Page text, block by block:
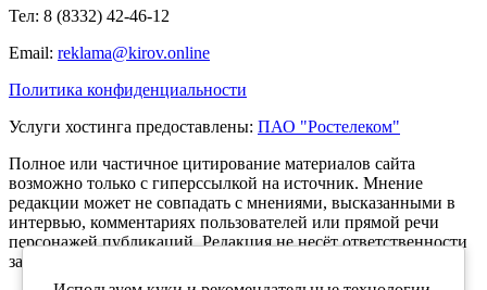
Тел: 8 (8332) 42-46-12
Email: reklama@kirov.online
Политика конфиденциальности
Услуги хостинга предоставлены: ПАО "Ростелеком"
Полное или частичное цитирование материалов сайта
возможно только с гиперссылкой на источник. Мнение
редакции может не совпадать с мнениями, высказанными в
интервью, комментариях пользователей или прямой речи
персонажей публикаций. Редакция не несёт ответственности
за текст комментариев читателей.